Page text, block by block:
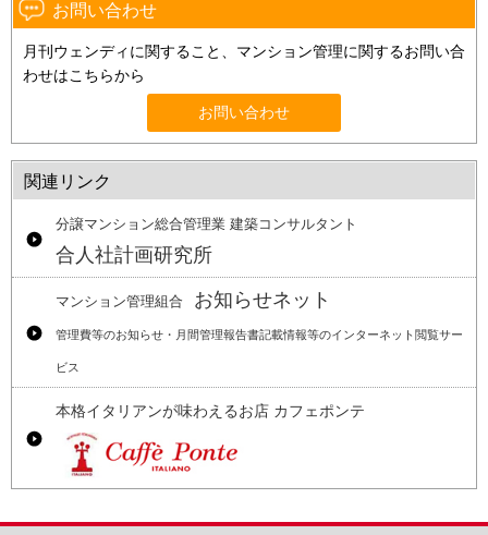
お問い合わせ
月刊ウェンディに関すること、マンション管理に関するお問い合
わせはこちらから
お問い合わせ
関連リンク
分譲マンション総合管理業 建築コンサルタント
合人社計画研究所
マンション管理組合 お知らせネット
管理費等のお知らせ・月間管理報告書記載情報等のインターネット閲覧サー
ビス
本格イタリアンが味わえるお店 カフェポンテ